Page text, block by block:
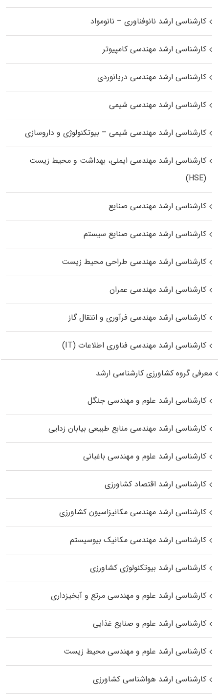
کارشناسی ارشد نانوفناوری – نانومواد
کارشناسی ارشد مهندسی کامپیوتر
کارشناسی ارشد مهندسی دریانوردی
کارشناسی ارشد مهندسی شیمی
کارشناسی ارشد مهندسی شیمی – بیوتکنولوژی و داروسازی
کارشناسی ارشد مهندسی ایمنی، بهداشت و محیط زیست
(HSE)
کارشناسی ارشد مهندسی صنایع
کارشناسی ارشد مهندسی صنایع سیستم
کارشناسی ارشد مهندسی طراحی محیط زیست
کارشناسی ارشد مهندسی عمران
کارشناسی ارشد مهندسی فرآوری و انتقال گاز
کارشناسی ارشد مهندسی فناوری اطلاعات (IT)
معرفی گروه کشاورزی کارشناسی ارشد
کارشناسی ارشد علوم و مهندسی جنگل
کارشناسی ارشد مهندسی منابع طبیعی بیابان زدایی
کارشناسی ارشد علوم و مهندسی باغبانی
کارشناسی ارشد اقتصاد کشاورزی
کارشناسی ارشد مهندسی مکانیزاسیون کشاورزی
کارشناسی ارشد مهندسی مکانیک بیوسیستم
کارشناسی ارشد بیوتکنولوژی کشاورزی
کارشناسی ارشد علوم و مهندسی مرتع و آبخیزداری
کارشناسی ارشد علوم و صنایع غذایی
کارشناسی ارشد علوم و مهندسی محیط زیست
کارشناسی ارشد هواشناسی کشاورزی